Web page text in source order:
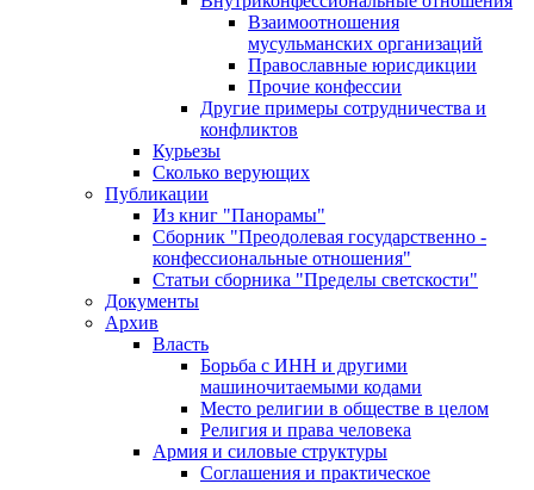
Взаимоотношения
мусульманских организаций
Православные юрисдикции
Прочие конфессии
Другие примеры сотрудничества и
конфликтов
Курьезы
Сколько верующих
Публикации
Из книг "Панорамы"
Сборник "Преодолевая государственно -
конфессиональные отношения"
Статьи сборника "Пределы светскости"
Документы
Архив
Власть
Борьба с ИНН и другими
машиночитаемыми кодами
Место религии в обществе в целом
Религия и права человека
Армия и силовые структуры
Соглашения и практическое